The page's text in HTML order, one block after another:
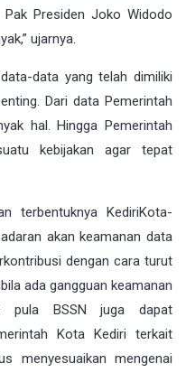
Presiden Joko Widodo
ujarnya.
data yang telah dimiliki
Dari data Pemerintah
hal. Hingga Pemerintah
kebijakan agar tepat
terbentuknya KediriKota-
akan keamanan data
dengan cara turut
ada gangguan keamanan
pula BSSN juga dapat
Kota Kediri terkait
menyesuaikan mengenai